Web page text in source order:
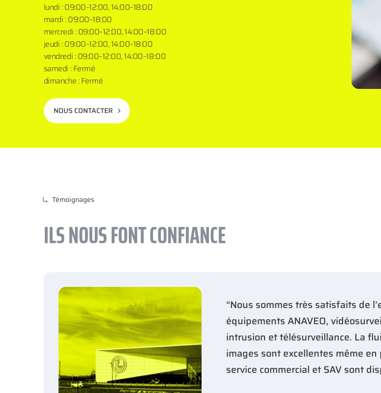
lundi : 09:00–12:00, 14:00–18:00
mardi : 09:00–18:00
mercredi : 09:00–12:00, 14:00–18:00
jeudi : 09:00–12:00, 14:00–18:00
vendredi : 09:00–12:00, 14:00–18:00
samedi : Fermé
dimanche : Fermé
NOUS CONTACTER
Témoignages
ILS NOUS FONT CONFIANCE
“Nous sommes très satisfaits de
équipements ANAVEO,
intrusion et télésurveillance. La
images sont excellentes même
service commercial et SAV sont